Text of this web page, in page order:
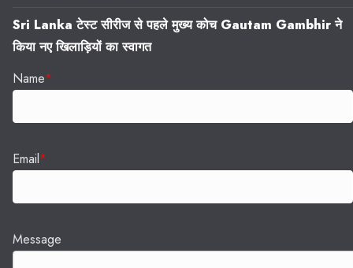
Sri Lanka टेस्ट सीरीज से पहले मुख्य कोच Gautam Gambhir ने
किया नए खिलाड़ियों का स्वागत
Name*
Email*
Message